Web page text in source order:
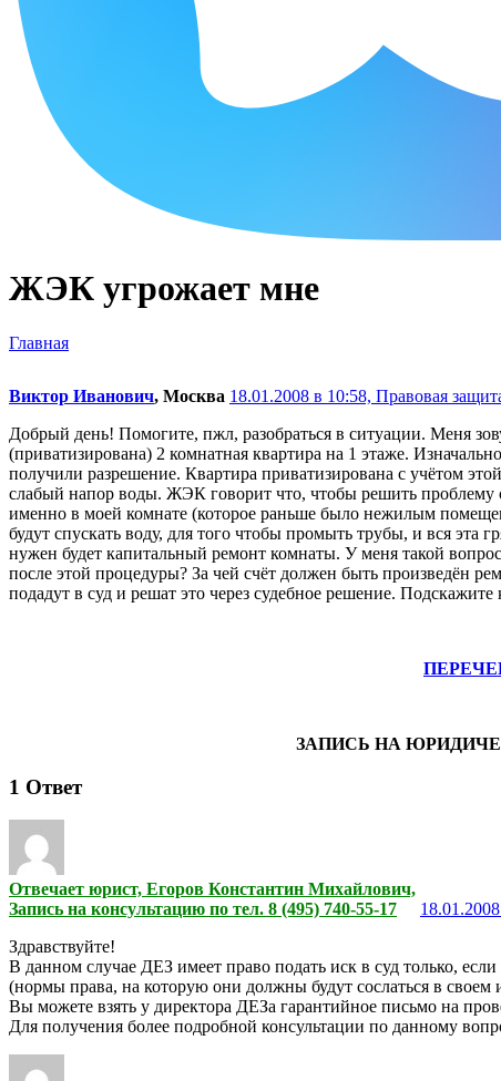
ЖЭК угрожает мне
Главная
Виктор Иванович, Москва 18.01.2008 в 10:58, Правовая
Добрый день! Помогите, пжл, разобраться в ситуации. Меня
(приватизирована) 2 комнатная квартира на 1 этаже.
получили разрешение. Квартира приватизирована с учётом
слабый напор воды. ЖЭК говорит что, чтобы решить проблему
именно в моей комнате (которое раньше было нежилым
будут спускать воду, для того чтобы промыть трубы, и вся эта
нужен будет капитальный ремонт комнаты. У меня такой
после этой процедуры? За чей счёт должен быть произведён
подадут в суд и решат это через судебное решение.
ЗАПИСЬ НА
1 Ответ
Отвечает юрист, Егоров Константин Михайлович,
Запись на консультацию по тел. 8 (495) 740-55-17
Здравствуйте!
В данном случае ДЕЗ имеет право подать иск в суд только,
(нормы права, на которую они должны будут сослаться в своем
Вы можете взять у директора ДЕЗа гарантийное письмо на
Для получения более подробной консультации по данному